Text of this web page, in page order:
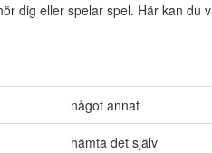
dig eller spelar spel. Här kan
något annat
hämta det själv